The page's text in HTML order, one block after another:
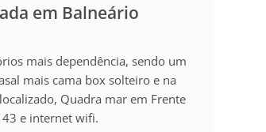
em Balneário
mais dependência, sendo um
mais cama box solteiro e na
Quadra mar em Frente
43 e internet wifi.